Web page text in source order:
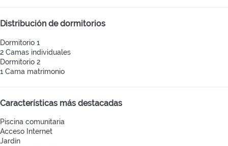
Distribución de dormitorios
Dormitorio 1
2 Camas individuales
Dormitorio 2
1 Cama matrimonio
Características más destacadas
Piscina comunitaria
Acceso Internet
Jardín